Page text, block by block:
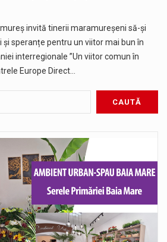
invită tinerii maramureșeni să-și
speranțe pentru un viitor mai bun în
interregionale ”Un viitor comun în
Europe Direct…